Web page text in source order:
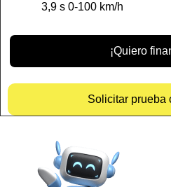
3,9 s 0-100 km/h
¡Quiero
Solicitar prueba